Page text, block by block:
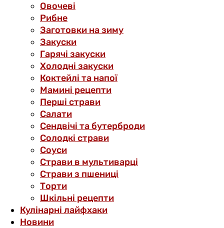
Овочеві
Рибне
Заготовки на зиму
Закуски
Гарячі закуски
Холодні закуски
Коктейлі та напої
Мамині рецепти
Перші страви
Салати
Сендвічі та бутерброди
Солодкі страви
Соуси
Страви в мультиварці
Страви з пшениці
Торти
Шкільні рецепти
Кулінарні лайфхаки
Новини